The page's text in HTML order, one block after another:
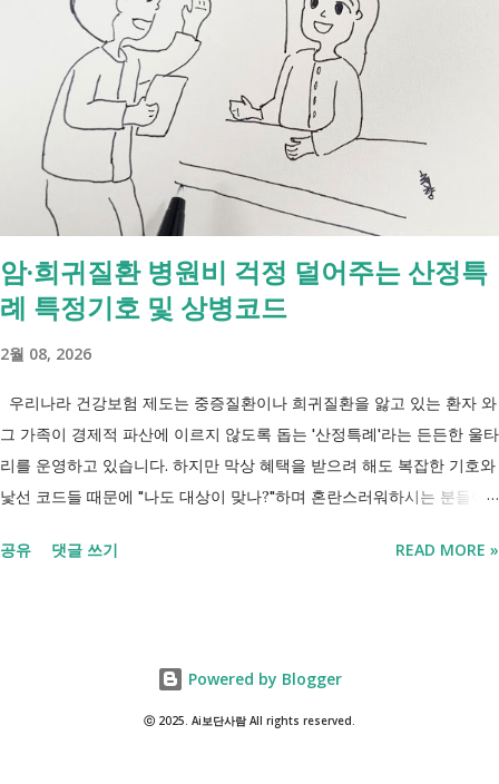
저소득층, 청년, 중장년 수급자 및 차상위계층 근로능력이 있는 생계급여
수급자 목적 취업 지원 자립 준비 수급 유지 조건 관리 지원 상담, 훈련,
수당 자활사업 참여, 자활급여 자활사업 또는 취업지원 참여 참여 여부
신청 상황에 따라 참여 사실상 의무 즉, 국민취업제도 는 취업을 준비하
는 사람을 돕는 제도입니다. 자활근로 는 일한 기회를 제공하면서 자립을
지원하는 제도입니다. 조건부수급자 는 하나의 제도라기보다 생계급여를
받는 과정에서 일정한 참여 의무가 있는 상태를 말합니다. [조건부과 생
계급여 바로가기] - [2026 최신] 근로능력 있어도 생계급여 받는 법? 조
건부과유예·제시유예 취업을 준비하는 청년이라면? 국민취업지원제도 A
씨는 29세입니다. 현재 직장이 없고 취업을 준비하고 있습니다. 생활이
들이 가장 먼저 알아보는 것이 국민취업지원제도 입니다. 고용센터를 통
해 취업 상담을 받고, 직업훈련에 참여하고, 요건에 따라 구직촉진수당을
받을 수도 있기 때문입니다. 중요한 점은 실제 목표가 취업이라는 ...
암·희귀질환 병원비 걱정 덜어주는 산정특
례 특정기호 및 상병코드
2월 08, 2026
우리나라 건강보험 제도는 중증질환이나 희귀질환을 앓고 있는 환자 와
그 가족이 경제적 파산에 이르지 않도록 돕는 '산정특례'라는 든든한 울타
리를 운영하고 있습니다. 하지만 막상 혜택을 받으려 해도 복잡한 기호와
낯선 코드들 때문에 "나도 대상이 맞나?"하며 혼란스러워하시는 분들이
닙니다. 여러분의 병원비를 90%에서 최대 95%까지 국가가 대신 부담해
건복지부 고시 개정에 따라 추가되거나 변경될 수 있습니다. 이번 글은
2026년 기준 최신 산정특례 특정기호(V코드)를 반영해 정리 했습니다. 다
공유 댓글 쓰기 READ MORE »
Powered by Blogger
ⓒ 2025. Ai보단사람 All rights reserved.